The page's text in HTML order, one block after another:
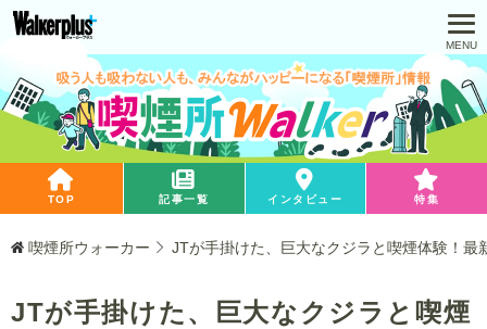
TOP 記事一覧 インタビュー 特集
喫煙所ウォーカー JTが手掛けた、巨大なクジラと喫煙体験！
JTが手掛けた、巨大なクジラと喫煙